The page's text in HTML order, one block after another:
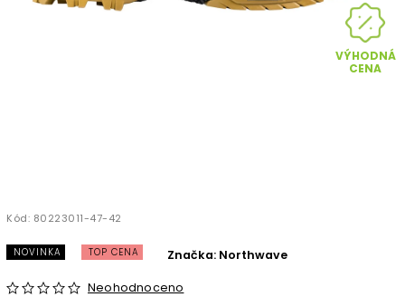
VÝHODNÁ
CENA
Kód: 80223011-47-42
NOVINKA TOP CENA
Neohodnoceno
Značka: Northwave